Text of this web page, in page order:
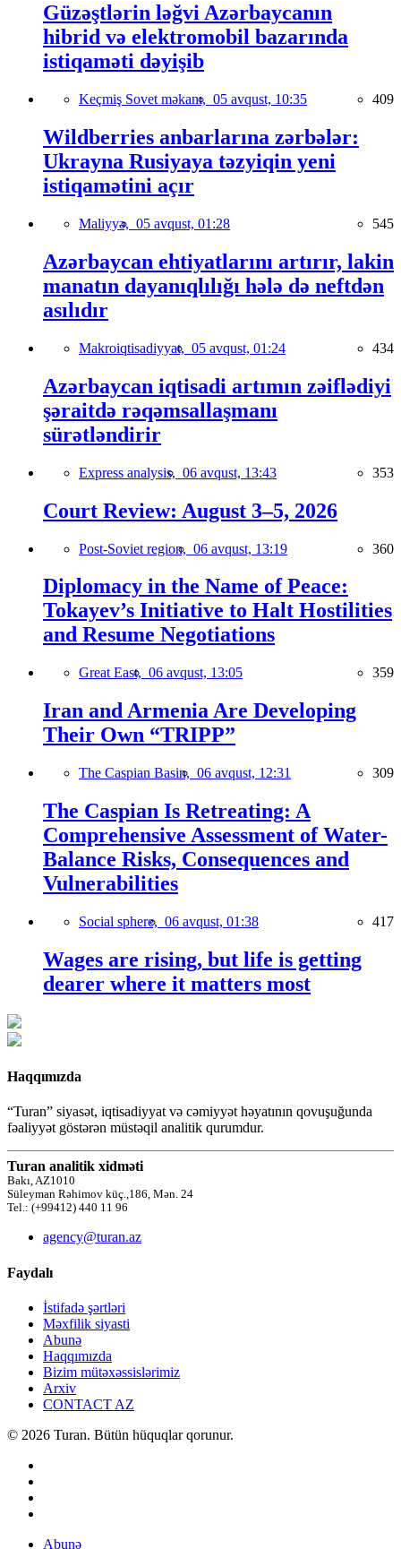
Güzəştlərin ləğvi Azərbaycanın
hibrid və elektromobil bazarında
istiqaməti dəyişib
Keçmiş Sovet məkanı, 05 avqust, 10:35 409
Wildberries anbarlarına zərbələr:
Ukrayna Rusiyaya təzyiqin yeni
istiqamətini açır
Maliyyə, 05 avqust, 01:28 545
Azərbaycan ehtiyatlarını artırır, lakin
manatın dayanıqlılığı hələ də neftdən
asılıdır
Makroiqtisadiyyat, 05 avqust, 01:24 434
Azərbaycan iqtisadi artımın zəiflədiyi
şəraitdə rəqəmsallaşmanı
sürətləndirir
Express analysis, 06 avqust, 13:43 353
Court Review: August 3–5, 2026
Post-Soviet region, 06 avqust, 13:19 360
Diplomacy in the Name of Peace:
Tokayev’s Initiative to Halt Hostilities
and Resume Negotiations
Great East, 06 avqust, 13:05 359
Iran and Armenia Are Developing
Their Own “TRIPP”
The Caspian Basin, 06 avqust, 12:31 309
The Caspian Is Retreating: A
Comprehensive Assessment of Water-
Balance Risks, Consequences and
Vulnerabilities
Social sphere, 06 avqust, 01:38 417
Wages are rising, but life is getting
dearer where it matters most
Haqqımızda
“Turan” siyasət, iqtisadiyyat və cəmiyyət həyatının qovuşuğunda
fəaliyyət göstərən müstəqil analitik qurumdur.
Turan analitik xidməti
Bakı, AZ1010
Süleyman Rəhimov küç.,186, Mən. 24
Tel.: (+99412) 440 11 96
agency@turan.az
Faydalı
İstifadə şərtləri
Məxfilik siyasti
Abunə
Haqqımızda
Bizim mütəxəssislərimiz
Arxiv
CONTACT AZ
© 2026 Turan. Bütün hüquqlar qorunur.
Abunə